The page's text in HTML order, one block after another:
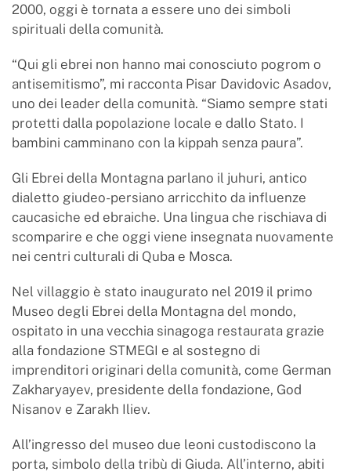
2000, oggi è tornata a essere uno dei simboli
spirituali della comunità.
“Qui gli ebrei non hanno mai conosciuto pogrom o
antisemitismo”, mi racconta Pisar Davidovic Asadov,
uno dei leader della comunità. “Siamo sempre stati
protetti dalla popolazione locale e dallo Stato. I
bambini camminano con la kippah senza paura”.
Gli Ebrei della Montagna parlano il juhuri, antico
dialetto giudeo-persiano arricchito da influenze
caucasiche ed ebraiche. Una lingua che rischiava di
scomparire e che oggi viene insegnata nuovamente
nei centri culturali di Quba e Mosca.
Nel villaggio è stato inaugurato nel 2019 il primo
Museo degli Ebrei della Montagna del mondo,
ospitato in una vecchia sinagoga restaurata grazie
alla fondazione STMEGI e al sostegno di
imprenditori originari della comunità, come German
Zakharyayev, presidente della fondazione, God
Nisanov e Zarakh Iliev.
All’ingresso del museo due leoni custodiscono la
porta, simbolo della tribù di Giuda. All’interno, abiti